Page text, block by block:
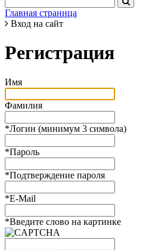
Главная страница
Вход на сайт
Регистрация
Имя
Фамилия
*Логин (минимум 3 символа)
*Пароль
*Подтверждение пароля
*E-Mail
*Введите слово на картинке